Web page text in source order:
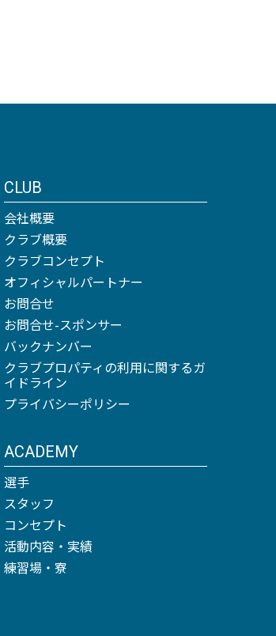
ACADEMY
選手
スタッフ
コンセプト
活動内容・実績
練習場・寮
CLUB
会社概要
クラブ概要
クラブコンセプト
オフィシャルパートナー
お問合せ
お問合せ-スポンサー
バックナンバー
クラブプロパティの利用に関するガ
イドライン
プライバシーポリシー